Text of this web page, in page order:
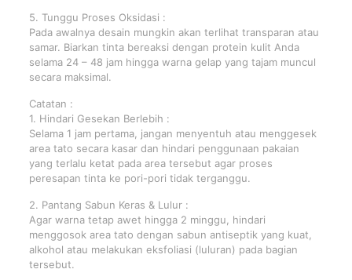
5. Tunggu Proses Oksidasi :
Pada awalnya desain mungkin akan terlihat transparan atau
samar. Biarkan tinta bereaksi dengan protein kulit Anda
selama 24 – 48 jam hingga warna gelap yang tajam muncul
secara maksimal.
Catatan :
1. Hindari Gesekan Berlebih :
Selama 1 jam pertama, jangan menyentuh atau menggesek
area tato secara kasar dan hindari penggunaan pakaian
yang terlalu ketat pada area tersebut agar proses
peresapan tinta ke pori-pori tidak terganggu.
2. Pantang Sabun Keras & Lulur :
Agar warna tetap awet hingga 2 minggu, hindari
menggosok area tato dengan sabun antiseptik yang kuat,
alkohol atau melakukan eksfoliasi (luluran) pada bagian
tersebut.